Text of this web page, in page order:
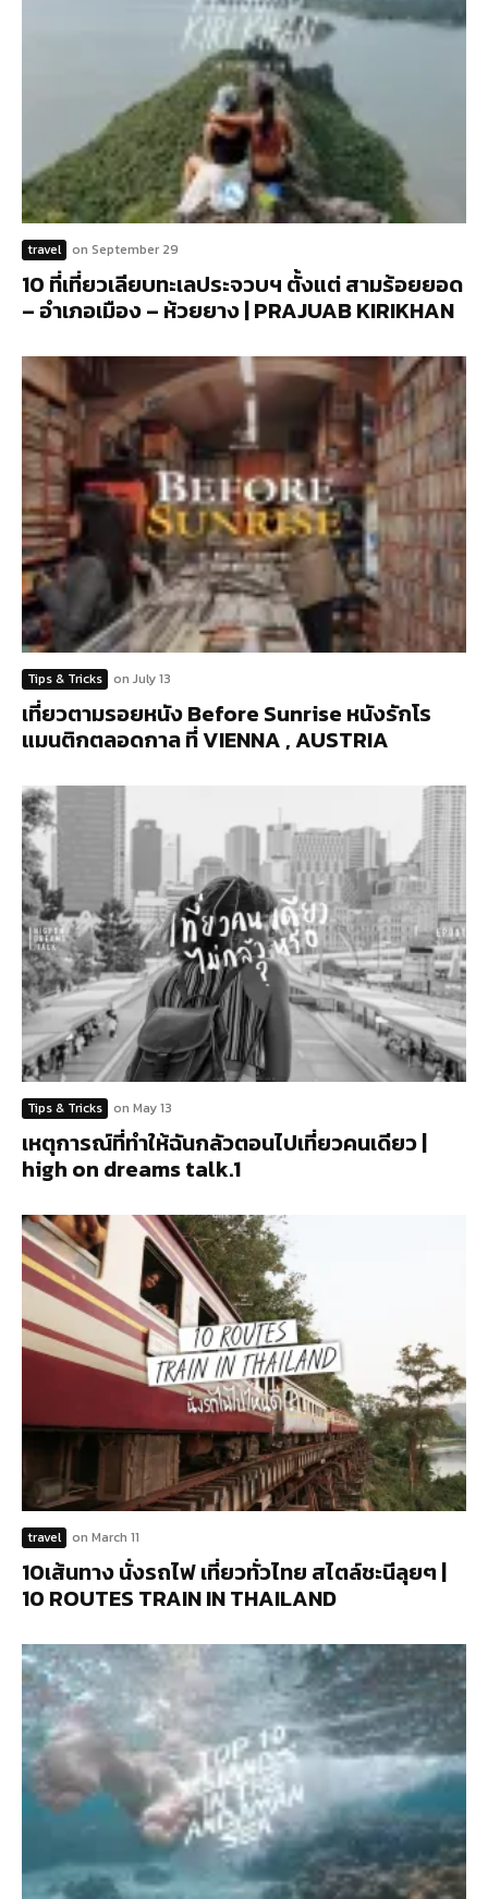
travel on September 29
10 ที่เที่ยวเลียบทะเลประจวบฯ ตั้งแต่ สามร้อยยอด
– อำเภอเมือง – ห้วยยาง | PRAJUAB KIRIKHAN
Tips & Tricks on July 13
เที่ยวตามรอยหนัง Before Sunrise หนังรักโร
แมนติกตลอดกาล ที่ VIENNA , AUSTRIA
Tips & Tricks on May 13
เหตุการณ์ที่ทำให้ฉันกลัวตอนไปเที่ยวคนเดียว |
high on dreams talk.1
travel on March 11
10เส้นทาง นั่งรถไฟ เที่ยวทั่วไทย สไตล์ชะนีลุยๆ |
10 ROUTES TRAIN IN THAILAND